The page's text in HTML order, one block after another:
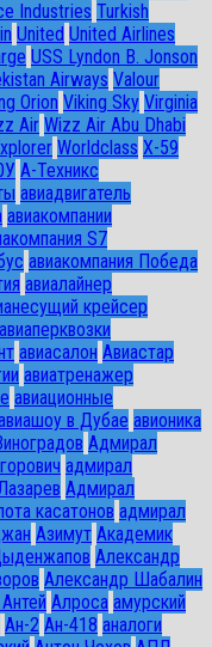
Industries Turkish
United United Airlines
USS Lyndon B. Jonson
Airways Valour
Orion Viking Sky Virginia
Air Wizz Air Abu Dhabi
Worldclass X-59
А-Техникс
авиадвигатель
авиакомпании
S7
авиакомпания Победа
авиалайнер
крейсер
авиаперквозки
авиасалон Авиастар
авиатренажер
авиационные
в Дубае авионика
Адмирал
адмирал
Адмирал
касатонов адмирал
Азимут Академик
Александр
Александр Шабалин
Алроса амурский
Ан-2 Ан-418 аналоги